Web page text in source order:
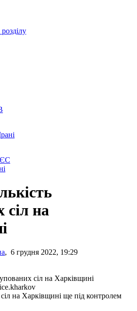
ЄС
сіл на
, 6 грудня 2022, 19:29
сіл на Харківщині ще під контролем